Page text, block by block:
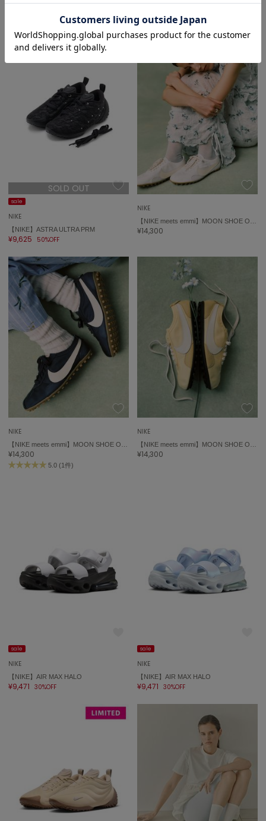
【NIKE】AIR MAX MUSE
50%OFF
【NIKE】AIR MAX 95 SLIM
¥13,200 50%OFF
SOLD OUT
sale
NIKE
【NIKE】ASTRA ULTRA PRM
¥9,625 50%OFF
NIKE
¥14,300
NIKE
¥14,300
5.0 (1件)
NIKE
¥14,300
sale
NIKE
【NIKE】AIR MAX HALO
¥9,471 30%OFF
sale
NIKE
【NIKE】AIR MAX HALO
¥9,471 30%OFF